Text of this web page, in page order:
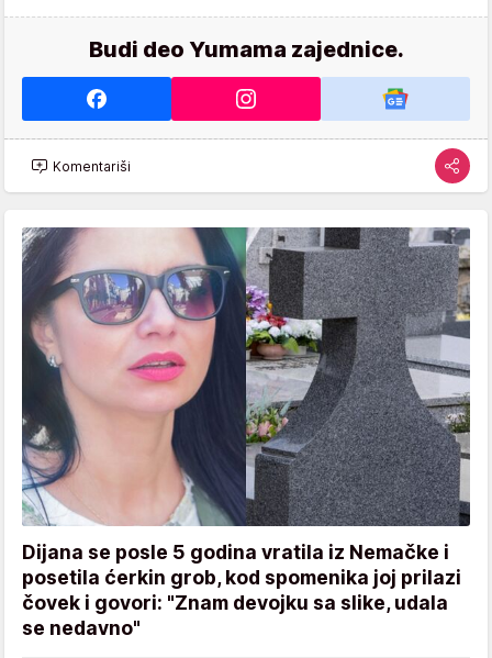
Budi deo Yumama zajednice.
Komentariši
Dijana se posle 5 godina vratila iz Nemačke i
posetila ćerkin grob, kod spomenika joj prilazi
čovek i govori: "Znam devojku sa slike, udala
se nedavno"